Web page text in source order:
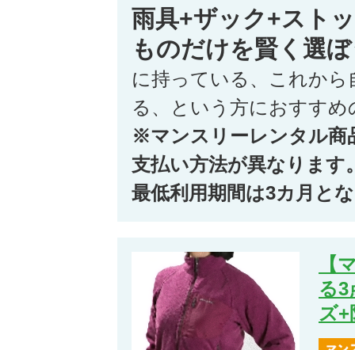
雨具+ザック+スト
ものだけを賢く選
に持っている、これか
る、という方におすす
※マンスリーレンタル商
支払い方法が異なります
最低利用期間は3カ月と
【
る3
ズ